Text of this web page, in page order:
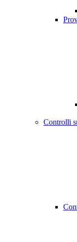
Controlli